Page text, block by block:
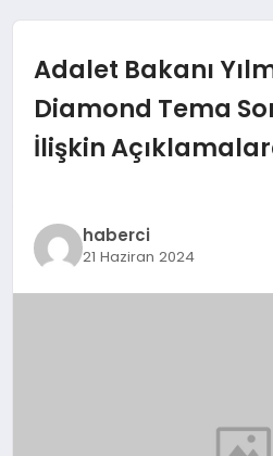
GÜNDEM
İZMIR HABERLERI
EKONOMI
Adalet Bakanı
Diamond Tema
İlişkin
haberci
21 Haziran 2024